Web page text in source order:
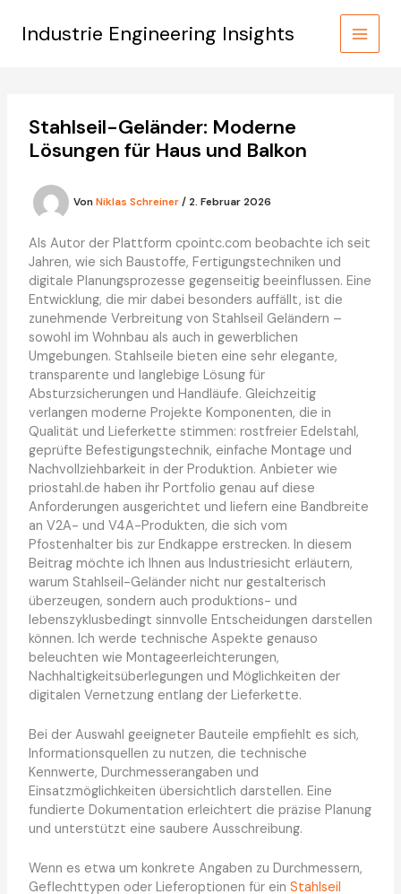
Inhalt
springenIndustrie Engineering Insights
Stahlseil-Geländer: Moderne
Lösungen für Haus und Balkon
VonNiklas Schreiner/ 2. Februar 2026
Als Autor der Plattform cpointc.com beobachte ich seit
Jahren, wie sich Baustoffe, Fertigungstechniken und
digitale Planungsprozesse gegenseitig beeinflussen. Eine
Entwicklung, die mir dabei besonders auffällt, ist die
zunehmende Verbreitung von Stahlseil Geländern –
sowohl im Wohnbau als auch in gewerblichen
Umgebungen. Stahlseile bieten eine sehr elegante,
transparente und langlebige Lösung für
Absturzsicherungen und Handläufe. Gleichzeitig
verlangen moderne Projekte Komponenten, die in
Qualität und Lieferkette stimmen: rostfreier Edelstahl,
geprüfte Befestigungstechnik, einfache Montage und
Nachvollziehbarkeit in der Produktion. Anbieter wie
priostahl.de haben ihr Portfolio genau auf diese
Anforderungen ausgerichtet und liefern eine Bandbreite
an V2A- und V4A-Produkten, die sich vom
Pfostenhalter bis zur Endkappe erstrecken. In diesem
Beitrag möchte ich Ihnen aus Industriesicht erläutern,
warum Stahlseil-Geländer nicht nur gestalterisch
überzeugen, sondern auch produktions- und
lebenszyklusbedingt sinnvolle Entscheidungen darstellen
können. Ich werde technische Aspekte genauso
beleuchten wie Montageerleichterungen,
Nachhaltigkeitsüberlegungen und Möglichkeiten der
digitalen Vernetzung entlang der Lieferkette.
Bei der Auswahl geeigneter Bauteile empfiehlt es sich,
Informationsquellen zu nutzen, die technische
Kennwerte, Durchmesserangaben und
Einsatzmöglichkeiten übersichtlich darstellen. Eine
fundierte Dokumentation erleichtert die präzise Planung
und unterstützt eine saubere Ausschreibung.
Wenn es etwa um konkrete Angaben zu Durchmessern,
Geflechttypen oder Lieferoptionen für ein Stahlseil